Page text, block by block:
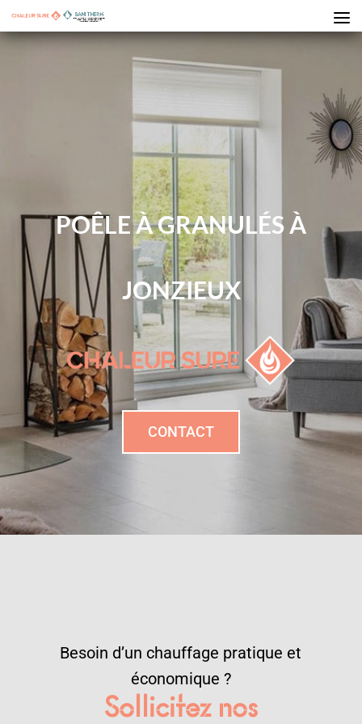
POÊLE À GRANULÉS À
JONZIEUX
CONTACT
Besoin d’un chauffage pratique et
économique ?
Sollicitez nos